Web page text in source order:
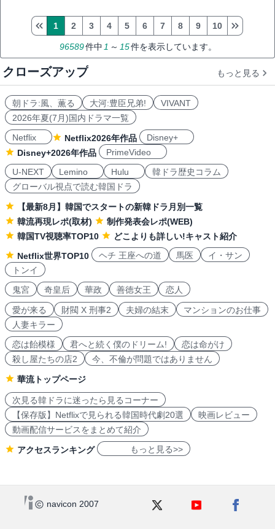
96589件中 1 ～ 15件を表示しています。
1 2 3 4 5 6 7 8 9 10
クローズアップ もっと見る
朝ドラ:風、薫る 大河:豊臣兄弟!
VIVANT
2026年夏(7月)国内ドラマ一覧
Netflix
Netflix2026年作品
Disney+
Disney+2026年作品
PrimeVideo
U-NEXT
Lemino Hulu
韓ドラ歴史コラム
グローバル視点で読む韓国ドラ
【最新8月】韓国でスタートの新韓ドラ月別一覧
韓流再現レポ(取材)
制作発表会レポ(WEB)
韓国TV視聴率TOP10
どこよりも詳しい!キャスト紹介
Netflix世界TOP10
ヘチ 王座への道 馬医
イ・サン
トンイ
鬼宮
奇皇后 華政 善徳女王 恋人
愛が来る 財閥 X 刑事2 夫婦の結末
マンションのお仕事
人妻キラー
恋は飴模様
君へと続く僕のドリーム!
恋は命がけ
殺し屋たちの店2
今、不倫が問題ではありません
華流トップページ
次見る韓ドラに迷ったら見るコーナー
【保存版】Netflixで見られる韓国時代劇20選
映画レビュー
動画配信サービスをまとめて紹介
アクセスランキング もっと見る>>
navicon 2007